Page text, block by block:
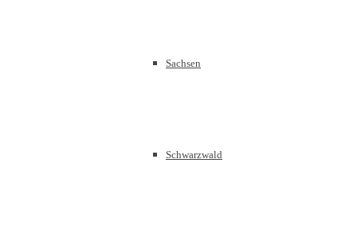
Sachsen
Schwarzwald